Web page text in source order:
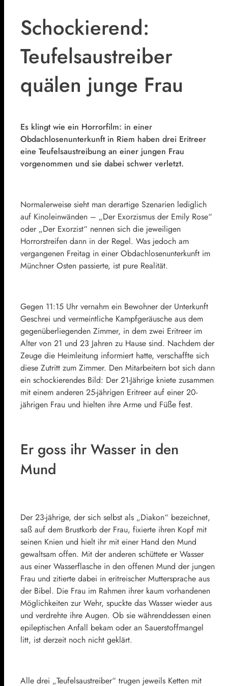
Schockierend:
Teufelsaustreiber
quälen junge Frau
Es klingt wie ein Horrorfilm: in einer
Obdachlosenunterkunft in Riem haben drei Eritreer
eine Teufelsaustreibung an einer jungen Frau
vorgenommen und sie dabei schwer verletzt.
Normalerweise sieht man derartige Szenarien lediglich
auf Kinoleinwänden – „Der Exorzismus der Emily Rose“
oder „Der Exorzist“ nennen sich die jeweiligen
Horrorstreifen dann in der Regel. Was jedoch am
vergangenen Freitag in einer Obdachlosenunterkunft im
Münchner Osten passierte, ist pure Realität.
Gegen 11:15 Uhr vernahm ein Bewohner der Unterkunft
Geschrei und vermeintliche Kampfgeräusche aus dem
gegenüberliegenden Zimmer, in dem zwei Eritreer im
Alter von 21 und 23 Jahren zu Hause sind. Nachdem der
Zeuge die Heimleitung informiert hatte, verschaffte sich
diese Zutritt zum Zimmer. Den Mitarbeitern bot sich dann
ein schockierendes Bild: Der 21-Jährige kniete zusammen
mit einem anderen 25-jährigen Eritreer auf einer 20-
jährigen Frau und hielten ihre Arme und Füße fest.
Er goss ihr Wasser in den
Mund
Der 23-jährige, der sich selbst als „Diakon“ bezeichnet,
saß auf dem Brustkorb der Frau, fixierte ihren Kopf mit
seinen Knien und hielt ihr mit einer Hand den Mund
gewaltsam offen. Mit der anderen schüttete er Wasser
aus einer Wasserflasche in den offenen Mund der jungen
Frau und zitierte dabei in eritreischer Muttersprache aus
der Bibel. Die Frau im Rahmen ihrer kaum vorhandenen
Möglichkeiten zur Wehr, spuckte das Wasser wieder aus
und verdrehte ihre Augen. Ob sie währenddessen einen
epileptischen Anfall bekam oder an Sauerstoffmangel
litt, ist derzeit noch nicht geklärt.
Alle drei „Teufelsaustreiber“ trugen jeweils Ketten mit